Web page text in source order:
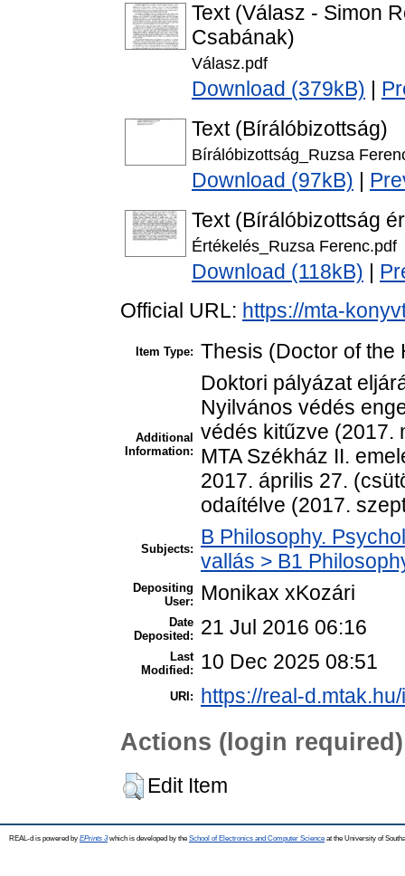
Text (Válasz - Simon
Csabának)
Válasz.pdf
Download (379kB)
Text (Bírálóbizottság)
Bírálóbizottság_Ruzsa
Download (97kB)
Text (Bírálóbizottság
Értékelés_Ruzsa Ferenc.pdf
Download (118kB)
Official URL: https://mta-
Item Type: Thesis (Doctor of the
Additional
Information:
Doktori pályázat
Nyilvános védés
védés kitűzve (2017.
MTA Székház II.
2017. április 27.
odaítélve (2017.
Subjects:
B Philosophy.
vallás > B1
Depositing
User:
Monikax xKozári
Date
Deposited:
21 Jul 2016 06:16
Last
Modified:
10 Dec 2025 08:51
URI: https://real-
Actions (login required)
Edit Item
REAL-d is powered by EPrints 3which is developed by the School of Electronics and Computer Science at the University of